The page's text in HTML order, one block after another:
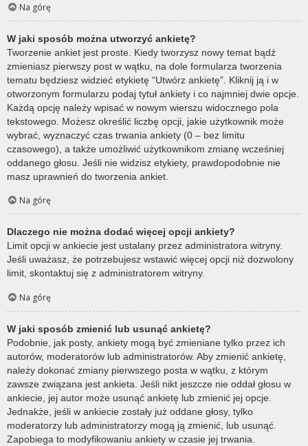
Na górę
W jaki sposób można utworzyć ankietę?
Tworzenie ankiet jest proste. Kiedy tworzysz nowy temat bądź
zmieniasz pierwszy post w wątku, na dole formularza tworzenia
tematu będziesz widzieć etykietę “Utwórz ankietę”. Kliknij ją i w
otworzonym formularzu podaj tytuł ankiety i co najmniej dwie opcje.
Każdą opcję należy wpisać w nowym wierszu widocznego pola
tekstowego. Możesz określić liczbę opcji, jakie użytkownik może
wybrać, wyznaczyć czas trwania ankiety (0 – bez limitu
czasowego), a także umożliwić użytkownikom zmianę wcześniej
oddanego głosu. Jeśli nie widzisz etykiety, prawdopodobnie nie
masz uprawnień do tworzenia ankiet.
Na górę
Dlaczego nie można dodać więcej opcji ankiety?
Limit opcji w ankiecie jest ustalany przez administratora witryny.
Jeśli uważasz, że potrzebujesz wstawić więcej opcji niż dozwolony
limit, skontaktuj się z administratorem witryny.
Na górę
W jaki sposób zmienić lub usunąć ankietę?
Podobnie, jak posty, ankiety mogą być zmieniane tylko przez ich
autorów, moderatorów lub administratorów. Aby zmienić ankietę,
należy dokonać zmiany pierwszego posta w wątku, z którym
zawsze związana jest ankieta. Jeśli nikt jeszcze nie oddał głosu w
ankiecie, jej autor może usunąć ankietę lub zmienić jej opcje.
Jednakże, jeśli w ankiecie zostały już oddane głosy, tylko
moderatorzy lub administratorzy mogą ją zmienić, lub usunąć.
Zapobiega to modyfikowaniu ankiety w czasie jej trwania.